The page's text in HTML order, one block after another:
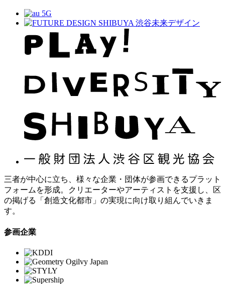
三者が中心に立ち、様々な企業・団体が参画できるプラット
フォームを形成。クリエーターやアーティストを支援し、区
の掲げる「創造文化都市」の実現に向け取り組んでいきま
す。
参画企業